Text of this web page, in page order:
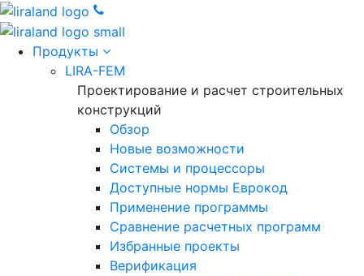
Продукты
LIRA-FEM
Проектирование и расчет строительных
конструкций
Обзор
Новые возможности
Cистемы и процессоры
Доступные нормы Еврокод
Применение программы
Сравнение расчетных программ
Избранные проекты
Верификация